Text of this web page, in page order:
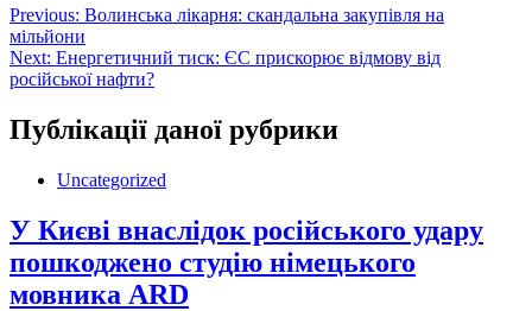
Навігація
записів
Previous: Волинська лікарня: скандальна закупівля на
мільйони
Next: Енергетичний тиск: ЄС прискорює відмову від
російської нафти?
Публікації даної рубрики
Uncategorized
У Києві внаслідок російського удару
пошкоджено студію німецького
мовника ARD